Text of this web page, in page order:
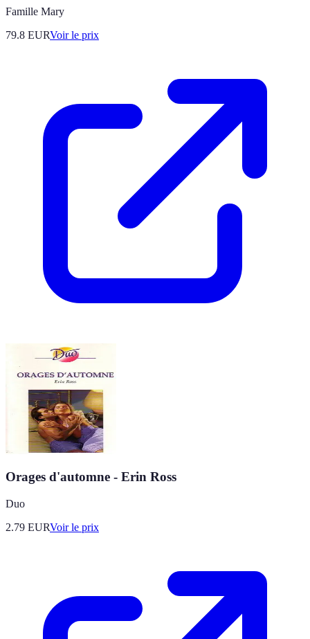
Famille Mary
79.8 EURVoir le prix
Orages d'automne - Erin Ross
Duo
2.79 EURVoir le prix